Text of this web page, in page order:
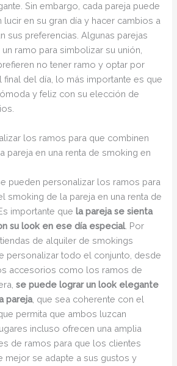
Sin embargo, cada pareja puede
en su gran día y hacer cambios a
sus preferencias. Algunas parejas
ramo para simbolizar su unión,
no tener ramo y optar por
del día, lo más importante es que
y feliz con su elección de
los ramos para que combinen
pareja en una renta de smoking en
pueden personalizar los ramos para
smoking de la pareja en una renta de
importante que la pareja se sienta
su look en ese día especial. Por
de alquiler de smokings
personalizar todo el conjunto, desde
accesorios como los ramos de
se puede lograr un look elegante
pareja, que sea coherente con el
permita que ambos luzcan
incluso ofrecen una amplia
de ramos para que los clientes
mejor se adapte a sus gustos y